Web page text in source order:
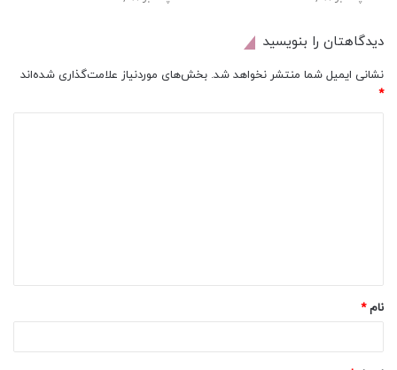
دیدگاهتان را بنویسید
نشانی ایمیل شما منتشر نخواهد شد. بخش‌های موردنیاز علامت‌گذاری شده‌اند
*
*
نام*